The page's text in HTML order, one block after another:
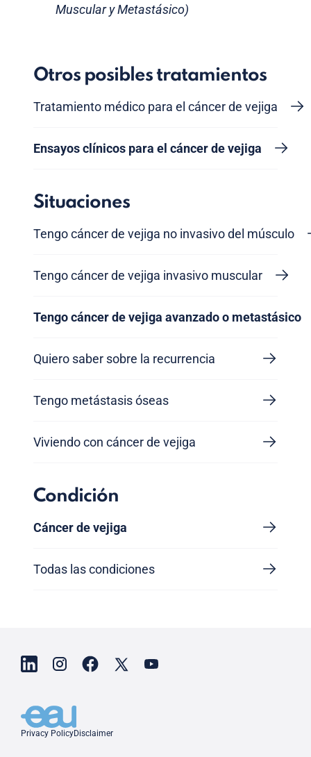
Muscular y Metastásico)
Otros posibles tratamientos
Tratamiento médico para el cáncer de vejiga
Ensayos clínicos para el cáncer de vejiga
Situaciones
Tengo cáncer de vejiga no invasivo del músculo
Tengo cáncer de vejiga invasivo muscular
Tengo cáncer de vejiga avanzado o metastásico
Quiero saber sobre la recurrencia
Tengo metástasis óseas
Viviendo con cáncer de vejiga
Condición
Cáncer de vejiga
Todas las condiciones
Privacy PolicyDisclaimer